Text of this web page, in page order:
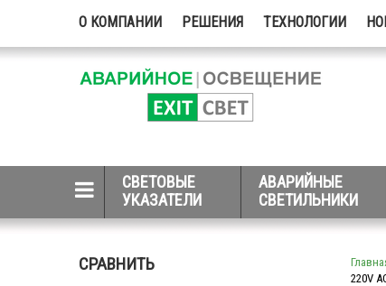
О КОМПАНИИ РЕШЕНИЯ ТЕХНОЛОГИИ
СВЕТОВЫЕ
УКАЗАТЕЛИ
АВАРИЙНЫЕ
СВЕТИЛЬНИКИ
СРАВНИТЬ
220V